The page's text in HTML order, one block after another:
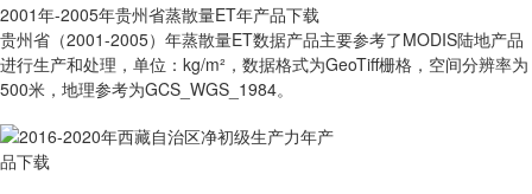
2001年-2005年贵州省蒸散量ET年产品下载
贵州省（2001-2005）年蒸散量ET数据产品主要参考了MODIS陆地产品
进行生产和处理，单位：kg/m²，数据格式为GeoTiff栅格，空间分辨率为
500米，地理参考为GCS_WGS_1984。